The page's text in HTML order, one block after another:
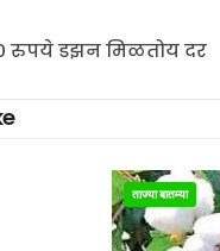
रुपये डझन मिळतोय दर
ताज्या बातम्या